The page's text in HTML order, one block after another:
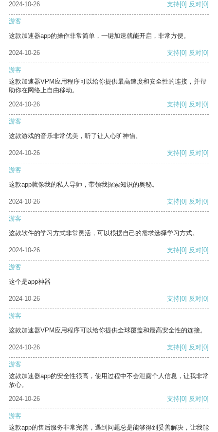
2024-10-26
支持[0] 反对[0]
游客
这款加速器app的操作非常简单，一键加速就能开启，非常方便。
2024-10-26 支持[0] 反对[0]
游客
这款加速器VPM应用程序可以给你提供最高速度和安全性的连接，并帮
助你在网络上自由移动。
2024-10-26
支持[0] 反对[0]
游客
这款游戏的音乐非常优美，听了让人心旷神怡。
2024-10-26 支持[0] 反对[0]
游客
这款app就像我的私人导师，带领我探索知识的奥秘。
2024-10-26 支持[0] 反对[0]
游客
这款软件的学习方式非常灵活，可以根据自己的需求选择学习方式。
2024-10-26 支持[0] 反对[0]
游客
这个是app神器
2024-10-26 支持[0] 反对[0]
游客
这款加速器VPM应用程序可以给你提供全球覆盖和最高安全性的连接。
2024-10-26 支持[0] 反对[0]
游客
这款加速器app的安全性很高，使用过程中不会泄露个人信息，让我非常
放心。
2024-10-26
支持[0] 反对[0]
游客
这款app的售后服务非常完善，遇到问题总是能够得到妥善解决，让我能